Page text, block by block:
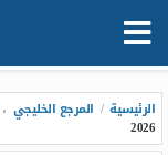
الرئيسية / المرجع الخليجي ،
2026